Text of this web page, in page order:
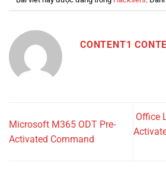
CONTENT1
Microsoft M365 ODT Pre-
Activated Command
Office